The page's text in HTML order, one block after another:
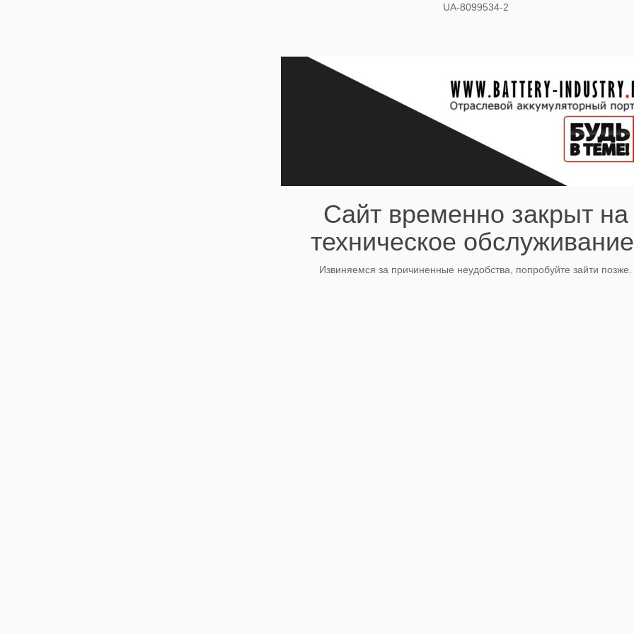
UA-8099534-2
Сайт временно закрыт на
техническое
Извиняемся за причиненные неудобства, попробуйте зайти позже.